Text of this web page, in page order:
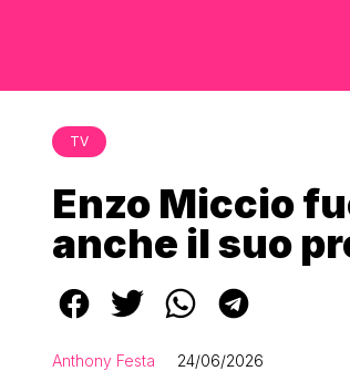
TV
Enzo Miccio
anche il suo
Anthony Festa 24/06/2026